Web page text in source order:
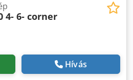
4- 6- corner
Hívás